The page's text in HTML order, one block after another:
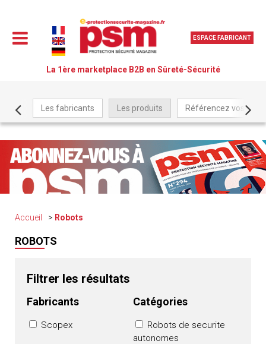
ESPACE FABRICANT
La 1ère marketplace B2B en Sûreté-Sécurité
Les fabricants Les produits Référencez vos
Accueil Robots
ROBOTS
Filtrer les résultats
Fabricants
Scopex
Catégories
Robots de securite
autonomes